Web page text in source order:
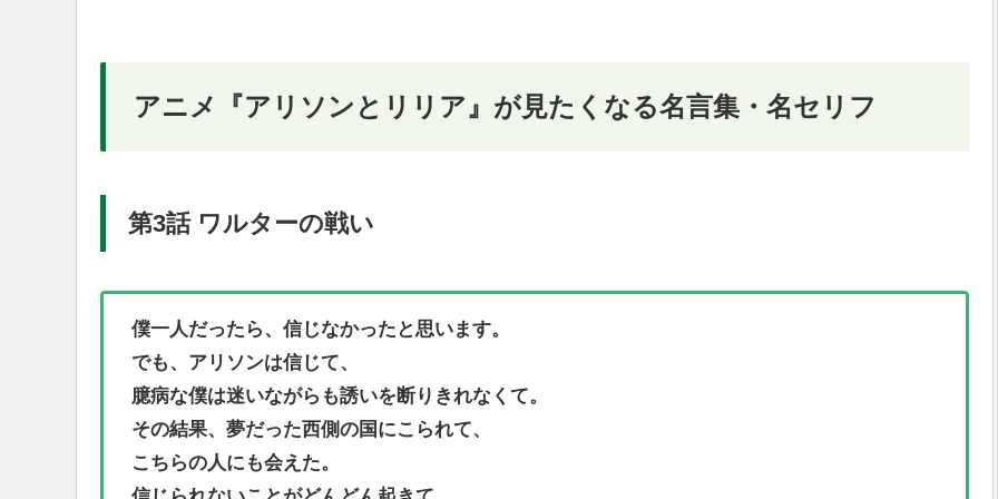
アニメ『アリソンとリリア』が見たくなる名言集・名セリフ
第3話 ワルターの戦い
僕一人だったら、信じなかったと思います。
でも、アリソンは信じて、
臆病な僕は迷いながらも誘いを断りきれなくて。
その結果、夢だった西側の国にこられて、
こちらの人にも会えた。